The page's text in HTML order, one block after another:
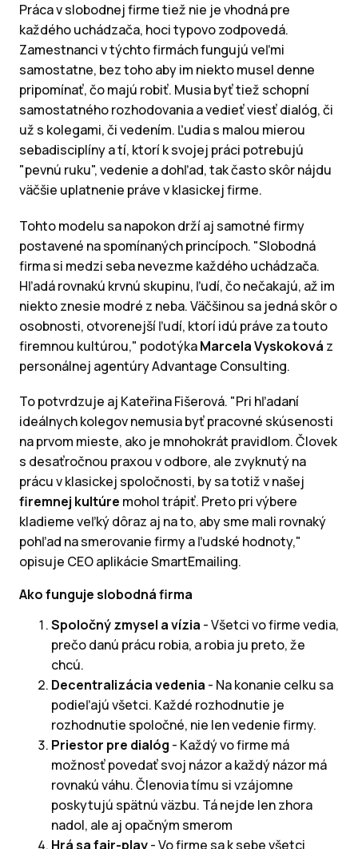
Práca v slobodnej firme tiež nie je vhodná pre
každého uchádzača, hoci typovo zodpovedá.
Zamestnanci v týchto firmách fungujú veľmi
samostatne, bez toho aby im niekto musel denne
pripomínať, čo majú robiť. Musia byť tiež schopní
samostatného rozhodovania a vedieť viesť dialóg, či
už s kolegami, či vedením. Ľudia s malou mierou
sebadisciplíny a tí, ktorí k svojej práci potrebujú
"pevnú ruku", vedenie a dohľad, tak často skôr nájdu
väčšie uplatnenie práve v klasickej firme.
Tohto modelu sa napokon drží aj samotné firmy
postavené na spomínaných princípoch. "Slobodná
firma si medzi seba nevezme každého uchádzača.
Hľadá rovnakú krvnú skupinu, ľudí, čo nečakajú, až im
niekto znesie modré z neba. Väčšinou sa jedná skôr o
osobnosti, otvorenejší ľudí, ktorí idú práve za touto
firemnou kultúrou," podotýkaMarcela Vyskoková z
personálnej agentúry Advantage Consulting.
To potvrdzuje aj Kateřina Fišerová. "Pri hľadaní
ideálnych kolegov nemusia byť pracovné skúsenosti
na prvom mieste, ako je mnohokrát pravidlom. Človek
s desaťročnou praxou v odbore, ale zvyknutý na
prácu v klasickej spoločnosti, by sa totiž v našej
firemnej kultúre mohol trápiť. Preto pri výbere
kladieme veľký dôraz aj na to, aby sme mali rovnaký
pohľad na smerovanie firmy a ľudské hodnoty,"
opisuje CEO aplikácie SmartEmailing.
Ako funguje slobodná firma
Spoločný zmysel a vízia - Všetci vo firme vedia,
prečo danú prácu robia, a robia ju preto, že
chcú.
Decentralizácia vedenia - Na konanie celku sa
podieľajú všetci. Každé rozhodnutie je
rozhodnutie spoločné, nie len vedenie firmy.
Priestor pre dialóg - Každý vo firme má
možnosť povedať svoj názor a každý názor má
rovnakú váhu. Členovia tímu si vzájomne
poskytujú spätnú väzbu. Tá nejde len zhora
nadol, ale aj opačným smerom
Hrá sa fair-play- Vo firme sa k sebe všetci